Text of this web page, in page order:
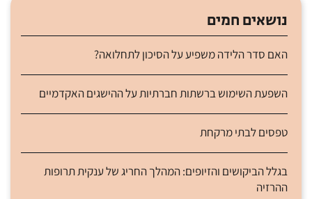
נושאים חמים
האם סדר הלידה משפיע על הסיכון לתחלואה?
השפעת השימוש ברשתות חברתיות על ההישגים האקדמיים
טפסים לבתי מרקחת
בגלל הביקושים והזיופים: המהלך החריג של ענקית תרופות
ההרזיה